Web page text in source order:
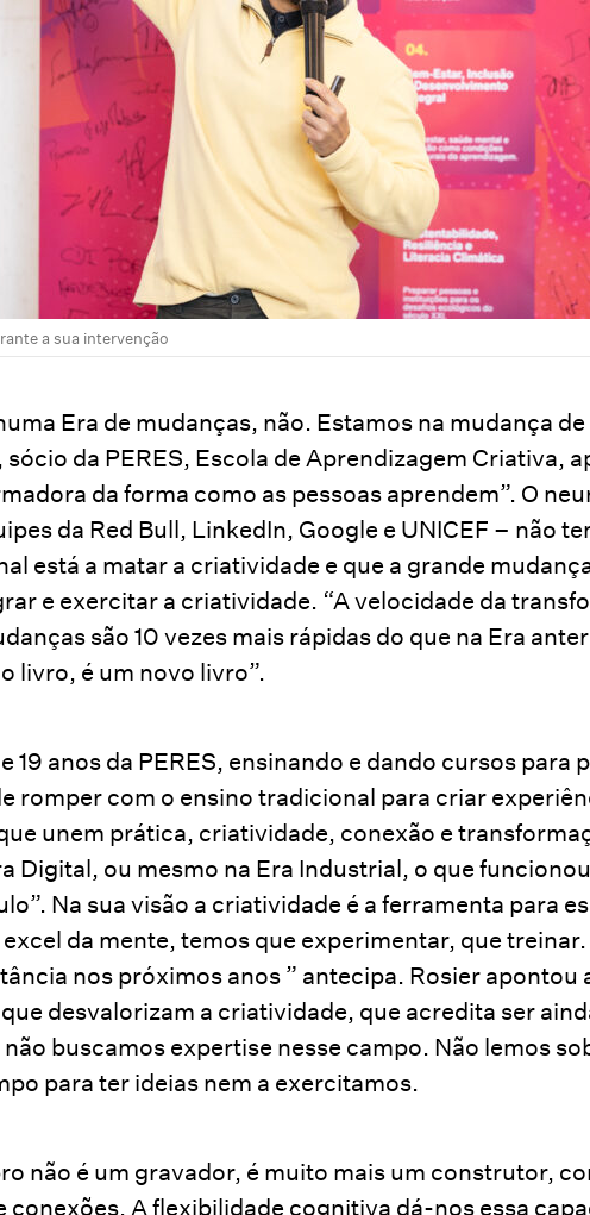
a sua intervenção
Era de mudanças, não. Estamos na mudança de
sócio da PERES, Escola de Aprendizagem Criativa,
da forma como as pessoas aprendem”. O
da Red Bull, LinkedIn, Google e UNICEF – não
está a matar a criatividade e que a grande
e exercitar a criatividade. “A velocidade da
são 10 vezes mais rápidas do que na Era
livro, é um novo livro”.
19 anos da PERES, ensinando e dando cursos para
romper com o ensino tradicional para criar
unem prática, criatividade, conexão e
Digital, ou mesmo na Era Industrial, o que
Na sua visão a criatividade é a ferramenta para
da mente, temos que experimentar, que
nos próximos anos ” antecipa. Rosier apontou
desvalorizam a criatividade, que acredita ser
buscamos expertise nesse campo. Não lemos
para ter ideias nem a exercitamos.
não é um gravador, é muito mais um construtor,
conexões. A flexibilidade cognitiva dá-nos essa